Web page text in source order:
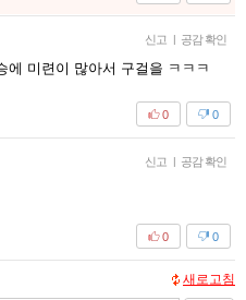
신고 | 공감 확인
에 미련이 많아서 구걸을 ㅋㅋㅋ
0
0
신고 | 공감 확인
0
0
새로고침